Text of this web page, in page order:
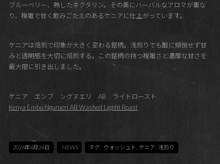
ブルーベリー、熟したネクタリン。その奥にハーバルなアロマが重な
り、複雑で甘く飲みごたえのあるケニアに仕上がっています。
ケニアは焙煎で印象が大きく変わる銘柄。浅煎りでも酸に傾倒せず甘
みと透明感を大切に焙煎する。この銘柄の持つ複雑さと濃厚な甘さを
最大限に引き出しました。
ケニア エンブ ングヌエリ AB ライトロースト
Kenya Embu Ngurueri AB Washed Lighht Roast
2026年6月24日 NEWS タグ: ウォッシュト ケニア 浅煎り